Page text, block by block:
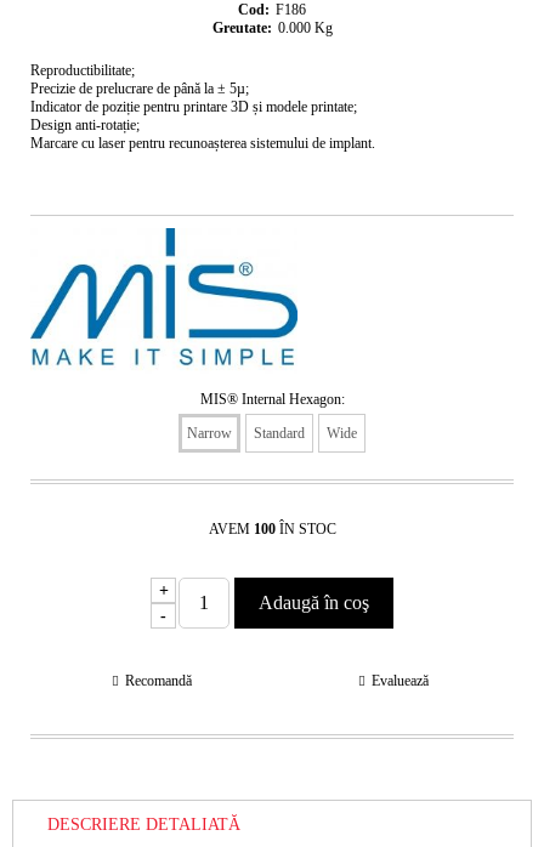
Cod: F186
Greutate: 0.000 Kg
Reproductibilitate;
Precizie de prelucrare de până la ± 5µ;
Indicator de poziție pentru printare 3D și modele printate;
Design anti-rotație;
Marcare cu laser pentru recunoașterea sistemului de implant.
MIS® Internal Hexagon:
Narrow
Standard Wide
AVEM 100 ÎN STOC
+
-
Recomandă Evaluează
DESCRIERE DETALIATĂ